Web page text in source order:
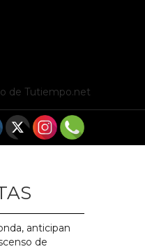
de Tutiempo.net
anticipan
de